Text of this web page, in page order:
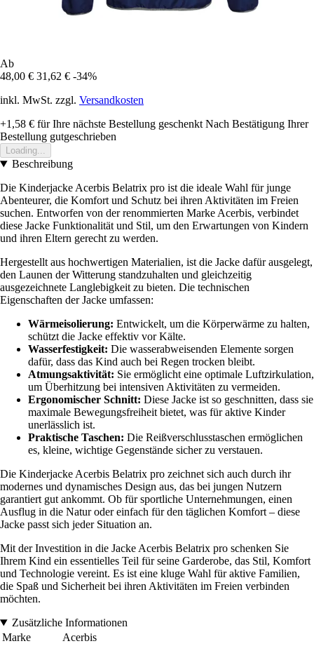
Ab
48,00 € 31,62 € -34%
inkl. MwSt. zzgl. Versandkosten
+1,58 € für Ihre nächste Bestellung geschenkt Nach Bestätigung Ihrer
Bestellung gutgeschrieben
Loading...
Beschreibung
Die Kinderjacke Acerbis Belatrix pro ist die ideale Wahl für junge
Abenteurer, die Komfort und Schutz bei ihren Aktivitäten im Freien
suchen. Entworfen von der renommierten Marke Acerbis, verbindet
diese Jacke Funktionalität und Stil, um den Erwartungen von Kindern
und ihren Eltern gerecht zu werden.
Hergestellt aus hochwertigen Materialien, ist die Jacke dafür ausgelegt,
den Launen der Witterung standzuhalten und gleichzeitig
ausgezeichnete Langlebigkeit zu bieten. Die technischen
Eigenschaften der Jacke umfassen:
Wärmeisolierung: Entwickelt, um die Körperwärme zu halten,
schützt die Jacke effektiv vor Kälte.
Wasserfestigkeit: Die wasserabweisenden Elemente sorgen
dafür, dass das Kind auch bei Regen trocken bleibt.
Atmungsaktivität: Sie ermöglicht eine optimale Luftzirkulation,
um Überhitzung bei intensiven Aktivitäten zu vermeiden.
Ergonomischer Schnitt: Diese Jacke ist so geschnitten, dass sie
maximale Bewegungsfreiheit bietet, was für aktive Kinder
unerlässlich ist.
Praktische Taschen: Die Reißverschlusstaschen ermöglichen
es, kleine, wichtige Gegenstände sicher zu verstauen.
Die Kinderjacke Acerbis Belatrix pro zeichnet sich auch durch ihr
modernes und dynamisches Design aus, das bei jungen Nutzern
garantiert gut ankommt. Ob für sportliche Unternehmungen, einen
Ausflug in die Natur oder einfach für den täglichen Komfort – diese
Jacke passt sich jeder Situation an.
Mit der Investition in die Jacke Acerbis Belatrix pro schenken Sie
Ihrem Kind ein essentielles Teil für seine Garderobe, das Stil, Komfort
und Technologie vereint. Es ist eine kluge Wahl für aktive Familien,
die Spaß und Sicherheit bei ihren Aktivitäten im Freien verbinden
möchten.
Zusätzliche Informationen
Marke
Acerbis